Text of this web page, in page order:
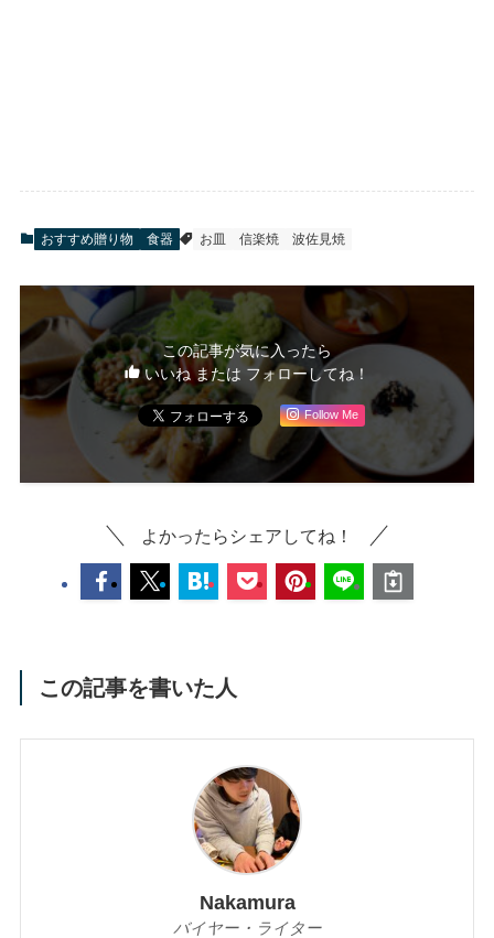
おすすめ贈り物 食器 お皿 信楽焼 波佐見焼
この記事が気に入ったら
いいね または フォローしてね！
Follow Me
よかったらシェアしてね！
この記事を書いた人
Nakamura
バイヤー・ライター